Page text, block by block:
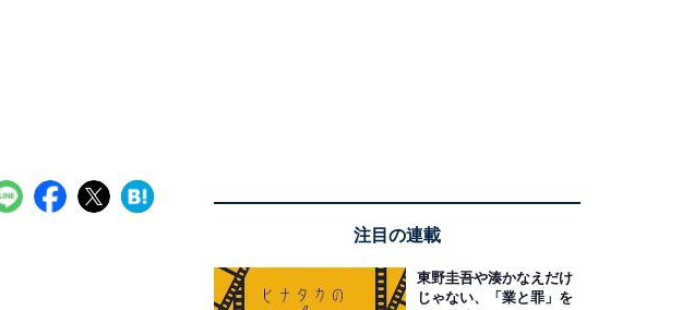
注目の連載
東野圭吾や湊かなえだけ
じゃない、「業と罪」を